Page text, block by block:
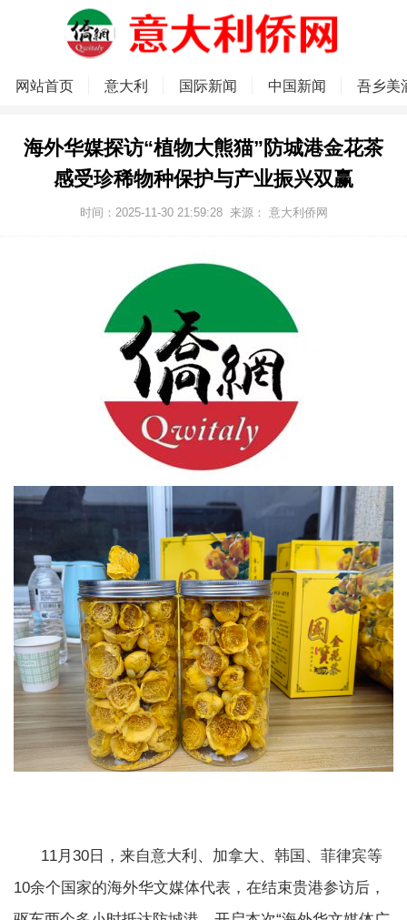
网站首页 意大利 国际新闻 中国新闻 吾乡美
海外华媒探访“植物大熊猫”防城港金花茶
感受珍稀物种保护与产业振兴双赢
时间：2025-11-30 21:59:28 来源： 意大利侨网
11月30日，来自意大利、加拿大、韩国、菲律宾等
10余个国家的海外华文媒体代表，在结束贵港参访后，